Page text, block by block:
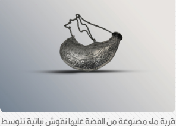
قربة ماء مصنوعة من الفضة عليها نقوش نباتية تتوسط